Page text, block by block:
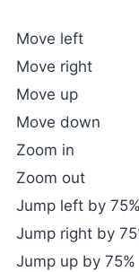
Move left
Move right
Move up
Move down
Zoom in
Zoom out
Jump left by 75%
Jump right by
Jump up by 75%